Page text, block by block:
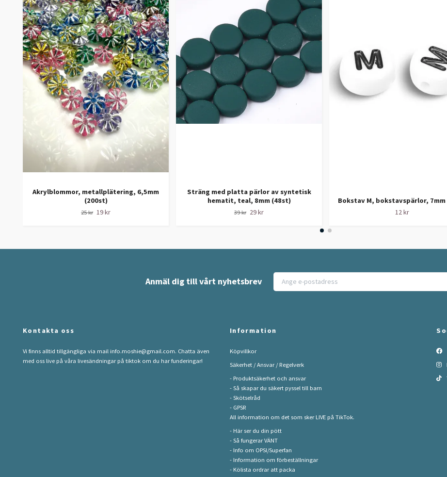
Akrylblommor, metallplätering, 6,5mm
(200st)
25 kr 19 kr
Sträng med platta pärlor av syntetisk
hematit, teal, 8mm (48st)
39 kr 29 kr
Bokstav M, bokstavspärlor,
12 kr
Anmäl dig till vårt nyhetsbrev
Kontakta oss
Vi finns alltid tillgängliga via mail info.moshie@gmail.com. Chatta även
med oss live på våra livesändningar på tiktok om du har funderingar!
Information
Köpvillkor
Säkerhet / Ansvar / Regelverk
- Produktsäkerhet och ansvar
- Så skapar du säkert pyssel till barn
- Skötselråd
- GPSR
All information om det som sker LIVE på TikTok.
- Här ser du din pött
- Så fungerar VÄNT
- Info om OPSI/Superfan
- Information om förbeställningar
- Kölista ordrar att packa